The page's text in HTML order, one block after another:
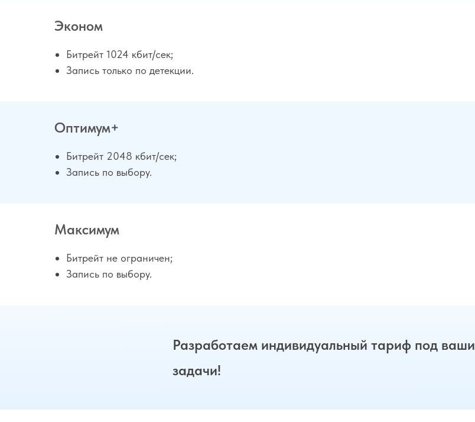
Эконом
Битрейт 1024 кбит/сек;
Запись только по детекции.
Оптимум+
Битрейт 2048 кбит/сек;
Запись по выбору.
Максимум
Битрейт не ограничен;
Запись по выбору.
Разработаем индивидуальный тариф под ваши
задачи!